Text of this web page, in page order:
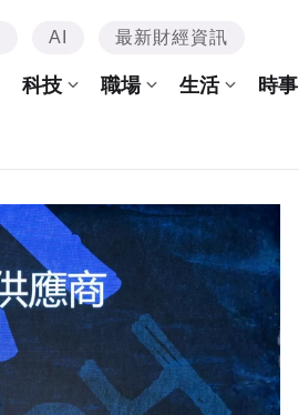
AI 最新財經資訊
科技 職場 生活 時事